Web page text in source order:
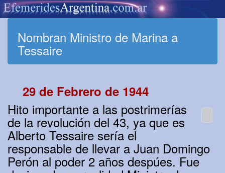
Nombran Ministro de Marina a
Tessaire
29 de Febrero de 1944
Hito importante a las postrimerías
de la revolución del 43, ya que es
Alberto Tessaire sería el
responsable de llevar a Juan Domingo
Perón al poder 2 años despúes. Fue